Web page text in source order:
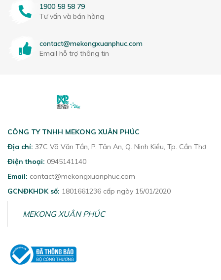
1900 58 58 79
Tư vấn và bán hàng
contact@mekongxuanphuc.com
Email hỗ trợ thông tin
CÔNG TY TNHH MEKONG XUÂN PHÚC
Địa chỉ: 37C Võ Văn Tần, P. Tân An, Q. Ninh Kiều, Tp. Cần Thơ
Điện thoại: 0945141140
Email: contact@mekongxuanphuc.com
GCNĐKHDK số: 1801661236 cấp ngày 15/01/2020
MEKONG XUÂN PHÚC